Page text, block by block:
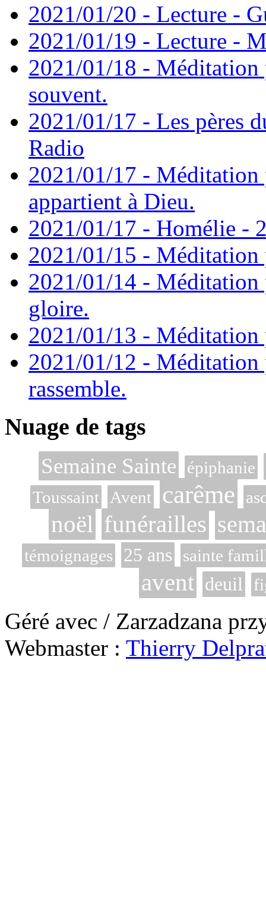
2021/01/20 - Lecture -
2021/01/19 - Lecture -
2021/01/18 - Méditation
souvent.
2021/01/17 - Les pères
Radio
2021/01/17 - Méditation
appartient à Dieu.
2021/01/17 - Homélie -
2021/01/15 - Méditation
2021/01/14 - Méditation
gloire.
2021/01/13 - Méditation
2021/01/12 - Méditation
rassemble.
Nuage de tags
Semaine Sainte
épiphanie
Toussaint
Avent carême
noël funérailles
témoignages 25 ans sainte
avent deuil
Géré avec / Zarzadzana
Webmaster : Thierry